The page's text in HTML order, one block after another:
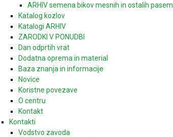
ARHIV semena bikov mesnih in ostalih pasem
Katalog kozlov
Katalogi ARHIV
ZARODKI V PONUDBI
Dan odprtih vrat
Dodatna oprema in material
Baza znanja in informacije
Novice
Koristne povezave
O centru
Kontakt
Kontakti
Vodstvo zavoda